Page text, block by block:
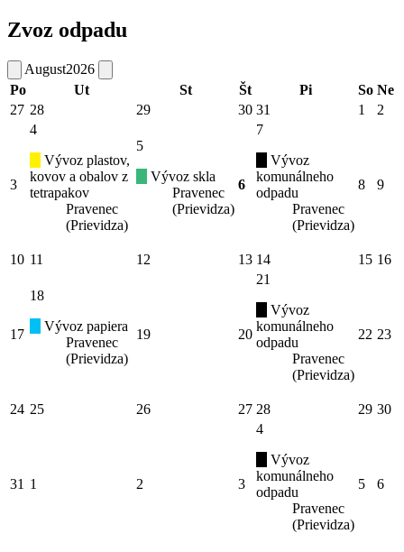
Zvoz odpadu
August2026
Po
Ut St Št Pi So Ne
27 28 29 30 31 1 2
3
4
Vývoz plastov,
kovov a obalov z
tetrapakov
Pravenec
(Prievidza)
5
Vývoz skla
Pravenec
(Prievidza)
6
7
Vývoz
komunálneho
odpadu
Pravenec
(Prievidza)
8 9
10 11 12 13 14 15 16
17
18
Vývoz papiera
Pravenec
(Prievidza)
19 20
21
Vývoz
komunálneho
odpadu
Pravenec
(Prievidza)
22 23
24 25 26 27 28 29 30
31 1 2 3
4
Vývoz
komunálneho
odpadu
Pravenec
(Prievidza)
5 6